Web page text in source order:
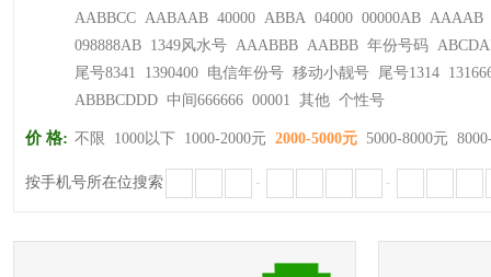
AABBCC AABAAB 40000 ABBA 04000 00000AB AAAAB
098888AB 1349风水号 AAABBB AABBB 年份号码
尾号8341
1390400 电信年份号 移动小靓号 尾号1314
ABBBCDDD 中间666666 00001 其他 个性号
价 格: 不限 1000以下 1000-2000元 2000-5000元 5000-8000元
按手机号所在位搜索 - -